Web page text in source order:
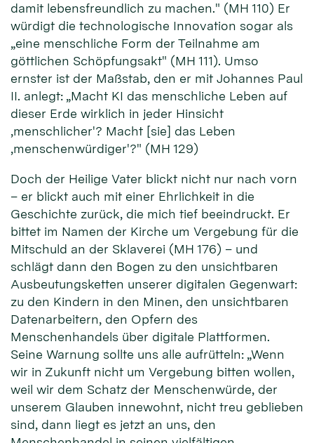
damit lebensfreundlich zu machen." (MH 110) Er
würdigt die technologische Innovation sogar als
„eine menschliche Form der Teilnahme am
göttlichen Schöpfungsakt" (MH 111). Umso
ernster ist der Maßstab, den er mit Johannes Paul
II. anlegt: „Macht KI das menschliche Leben auf
dieser Erde wirklich in jeder Hinsicht
‚menschlicher'? Macht [sie] das Leben
‚menschenwürdiger'?" (MH 129)
Doch der Heilige Vater blickt nicht nur nach vorn
– er blickt auch mit einer Ehrlichkeit in die
Geschichte zurück, die mich tief beeindruckt. Er
bittet im Namen der Kirche um Vergebung für die
Mitschuld an der Sklaverei (MH 176) – und
schlägt dann den Bogen zu den unsichtbaren
Ausbeutungsketten unserer digitalen Gegenwart:
zu den Kindern in den Minen, den unsichtbaren
Datenarbeitern, den Opfern des
Menschenhandels über digitale Plattformen.
Seine Warnung sollte uns alle aufrütteln: „Wenn
wir in Zukunft nicht um Vergebung bitten wollen,
weil wir dem Schatz der Menschenwürde, der
unserem Glauben innewohnt, nicht treu geblieben
sind, dann liegt es jetzt an uns, den